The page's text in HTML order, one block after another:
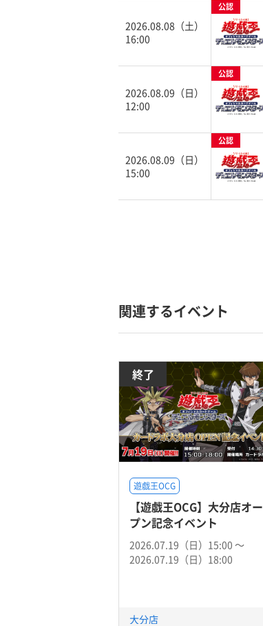
2026.08.08（土）
16:00
公認
2026.08.09（日）
12:00
公認
2026.08.09（日）
15:00
公認
関連するイベント
終了
遊戯王OCG
【遊戯王OCG】大分店オー
プン記念イベント
2026.07.19（日）15:00 〜
2026.07.19（日）18:00
大分店